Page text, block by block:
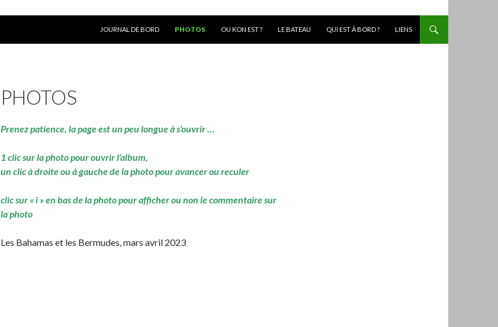
JOURNAL DE BORD
PHOTOS OU KON EST ? LE BATEAU QUI EST À BORD ? LIENS
PHOTOS
Prenez patience, la page est un peu longue à s’ouvrir …
1 clic sur la photo pour ouvrir l’album,
un clic à droite ou à gauche de la photo pour avancer ou reculer
clic sur « i » en bas de la photo pour afficher ou non le commentaire sur
la photo
Les Bahamas et les Bermudes, mars avril 2023